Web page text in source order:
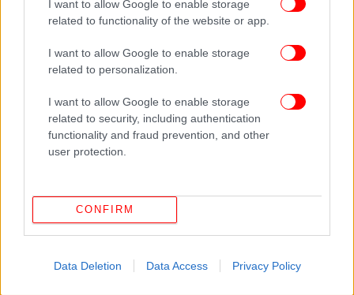
I want to allow Google to enable storage
related to functionality of the website or app.
I want to allow Google to enable storage
related to personalization.
I want to allow Google to enable storage
related to security, including authentication
functionality and fraud prevention, and other
user protection.
CONFIRM
Data Deletion Data Access Privacy Policy